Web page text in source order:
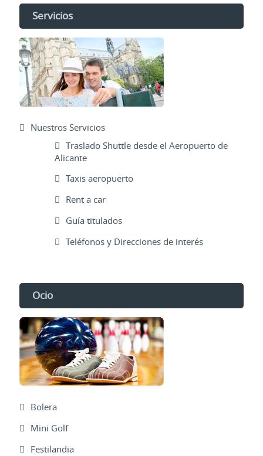
Servicios
Nuestros Servicios
Traslado Shuttle desde el Aeropuerto de
Alicante
Taxis aeropuerto
Rent a car
Guía titulados
Teléfonos y Direcciones de interés
Ocio
Bolera
Mini Golf
Festilandia